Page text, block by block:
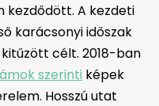
kezdődött. A kezdeti
karácsonyi időszak
célt. 2018-ban
szerinti képek
Hosszú utat